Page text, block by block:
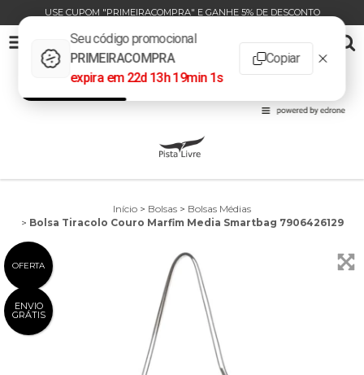
USE CUPOM "PRIMEIRACOMPRA" E GANHE 5% DE DESCONTO
BOLSA TIRACOLO COURO MARFIM MEDIA SMARTBAG 7906426129
INÍCIO
Início > Bolsas > Bolsas Médias
> Bolsa Tiracolo Couro Marfim Media Smartbag 7906426129
OFERTA
ENVIO
GRÁTIS